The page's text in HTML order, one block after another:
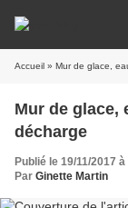
Accueil » Mur de glace,
Mur de glace,
décharge
Publié le 19/11/2017
Par Ginette Martin